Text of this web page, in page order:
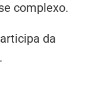
complexo.
da